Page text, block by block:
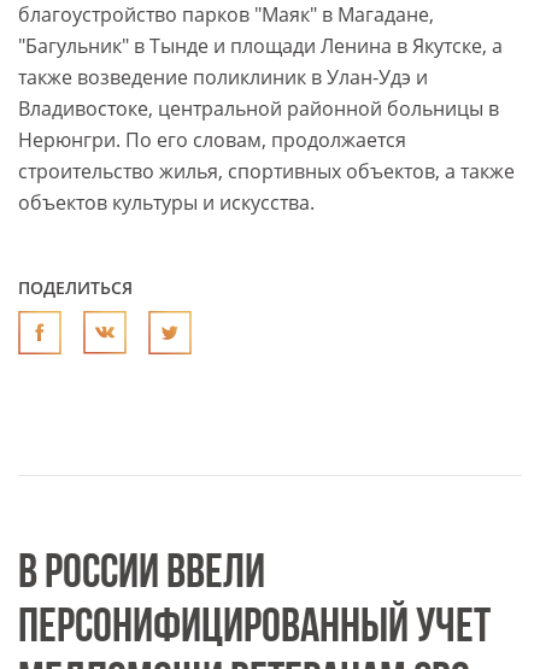
благоустройство парков "Маяк" в Магадане,
"Багульник" в Тынде и площади Ленина в Якутске, а
также возведение поликлиник в Улан-Удэ и
Владивостоке, центральной районной больницы в
Нерюнгри. По его словам, продолжается
строительство жилья, спортивных объектов, а также
объектов культуры и искусства.
ПОДЕЛИТЬСЯ
В РОССИИ ВВЕЛИ
ПЕРСОНИФИЦИРОВАННЫЙ УЧЕТ